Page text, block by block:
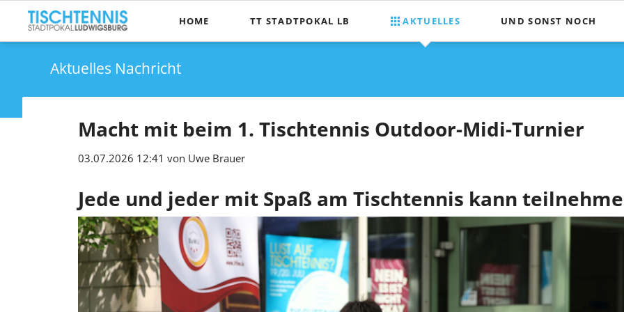
HOME TT STADTPOKAL LB
Kontakt, Anfahrt
AKTUELLES UND SONST NOCH
Aktuelles Nachricht
Macht mit beim 1. Tischtennis Outdoor-Midi-Turnier
03.07.2026 12:41 von Uwe Brauer
Jede und jeder mit Spaß am Tischtennis kann